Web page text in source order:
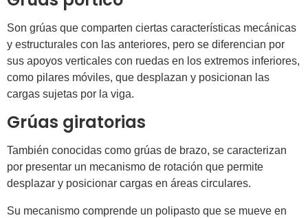
Son grúas que comparten ciertas características mecánicas
y estructurales con las anteriores, pero se diferencian por
sus apoyos verticales con ruedas en los extremos inferiores,
como pilares móviles, que desplazan y posicionan las
cargas sujetas por la viga.
Grúas giratorias
También conocidas como grúas de brazo, se caracterizan
por presentar un mecanismo de rotación que permite
desplazar y posicionar cargas en áreas circulares.
Su mecanismo comprende un polipasto que se mueve en